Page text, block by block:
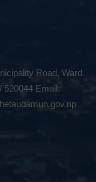
Road, Ward
520044 Email: